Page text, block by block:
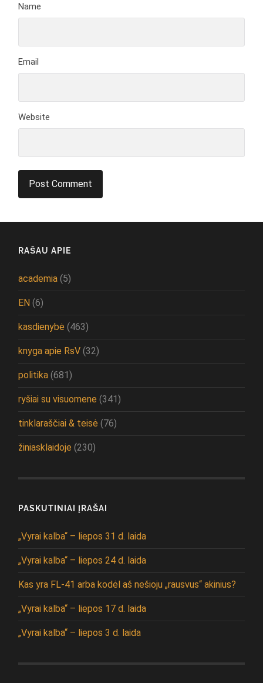
Name
Email
Website
RAŠAU APIE
academia (5)
EN (6)
kasdienybė (463)
knyga apie RsV (32)
politika (681)
ryšiai su visuomene (341)
tinklaraščiai & teisė (76)
žiniasklaidoje (230)
PASKUTINIAI ĮRAŠAI
„Vyrai kalba“ – liepos 31 d. laida
„Vyrai kalba“ – liepos 24 d. laida
Kas yra FL-41 arba kodėl aš nešioju „rausvus“ akinius?
„Vyrai kalba“ – liepos 17 d. laida
„Vyrai kalba“ – liepos 3 d. laida